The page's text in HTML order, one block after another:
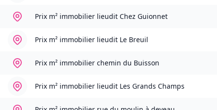
Prix m² immobilier lieudit Chez Guionnet
Prix m² immobilier lieudit Le Breuil
Prix m² immobilier chemin du Buisson
Prix m² immobilier lieudit Les Grands Champs